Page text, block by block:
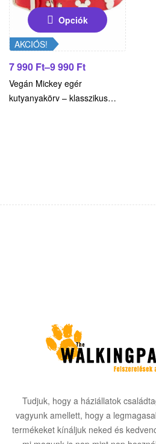
AKCIÓS!
Opciók
7 990 Ft–9 990 Ft
Vegán Mickey egér
kutyanyakörv – klasszikus
Tudjuk, hogy a háziállatok
vagyunk amellett, hogy a
termékeket kínáljuk neked és